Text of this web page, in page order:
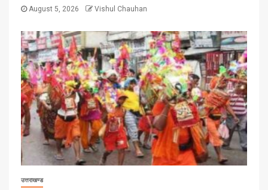
August 5, 2026 Vishul Chauhan
उत्तराखण्ड